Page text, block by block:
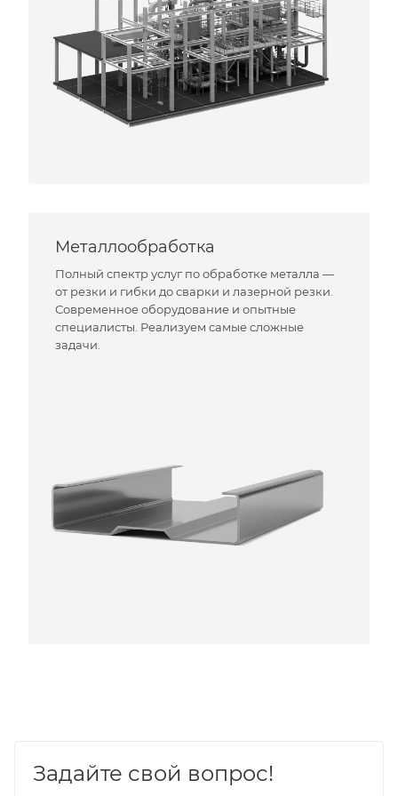
Металлообработка
Полный спектр услуг по обработке металла —
от резки и гибки до сварки и лазерной резки.
Современное оборудование и опытные
специалисты. Реализуем самые сложные
задачи.
Задайте свой вопрос!